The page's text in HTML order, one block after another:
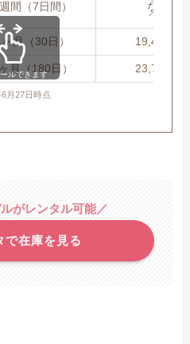
間（7日間） なし
月（30日） 19,421円
月（180日） 23,795円
月27日時点
ルできます
がレンタル可能／
で在庫を見る